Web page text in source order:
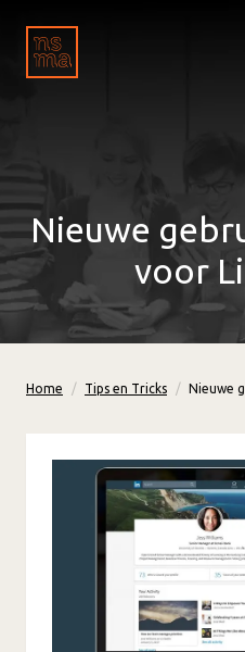
Nieuwe
voor
Home Tips en Tricks Nieuwe